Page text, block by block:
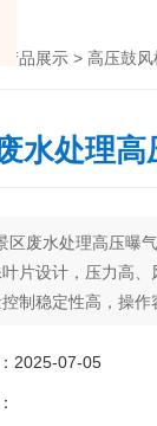
产品展示 > 高压鼓风
水处理高
区废水处理高压曝
片设计，压力高、
制稳定性高，操作
能强,安装容易,
易,外观优美
2025-07-05